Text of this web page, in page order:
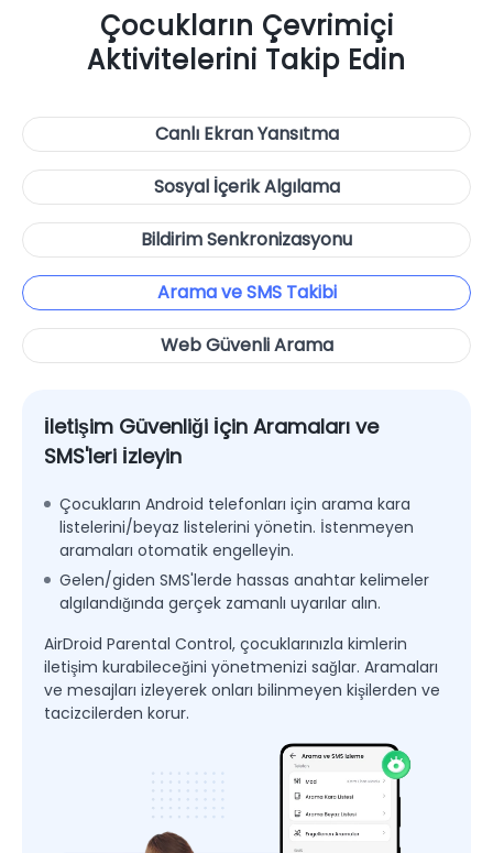
Çocukların Çevrimiçi
Aktivitelerini Takip Edin
Canlı Ekran Yansıtma
Sosyal İçerik Algılama
Bildirim Senkronizasyonu
Arama ve SMS Takibi
Web Güvenli Arama
İletişim Güvenliği İçin Aramaları ve
SMS'leri İzleyin
Çocukların Android telefonları için arama kara
listelerini/beyaz listelerini yönetin. İstenmeyen
aramaları otomatik engelleyin.
Gelen/giden SMS'lerde hassas anahtar kelimeler
algılandığında gerçek zamanlı uyarılar alın.
AirDroid Parental Control, çocuklarınızla kimlerin
iletişim kurabileceğini yönetmenizi sağlar. Aramaları
ve mesajları izleyerek onları bilinmeyen kişilerden ve
tacizcilerden korur.